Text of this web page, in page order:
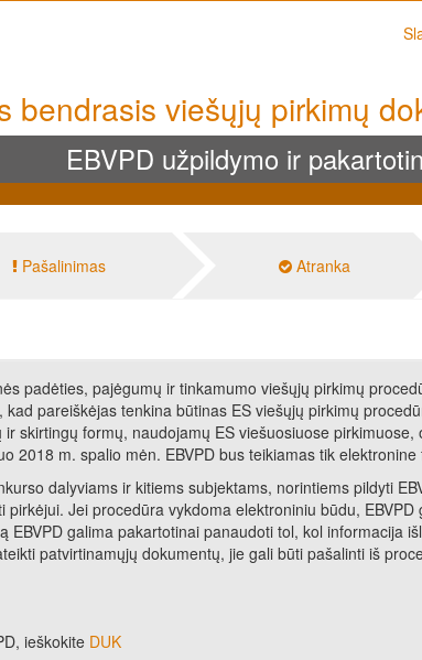
bendrasis viešųjų pirkimų
EBVPD užpildymo ir
Pašalinimas Atranka
padėties, pajėgumų ir tinkamumo viešųjų pirkimų
pareiškėjas tenkina būtinas ES viešųjų pirkimų
skirtingų formų, naudojamų ES viešuosiuose pirkimuose,
2018 m. spalio mėn. EBVPD bus teikiamas tik elektronine
dalyviams ir kitiems subjektams, norintiems pildyti
Jei procedūra vykdoma elektroniniu būdu,
galima pakartotinai panaudoti tol, kol informacija
patvirtinamųjų dokumentų, jie gali būti pašalinti iš
ieškokite DUK